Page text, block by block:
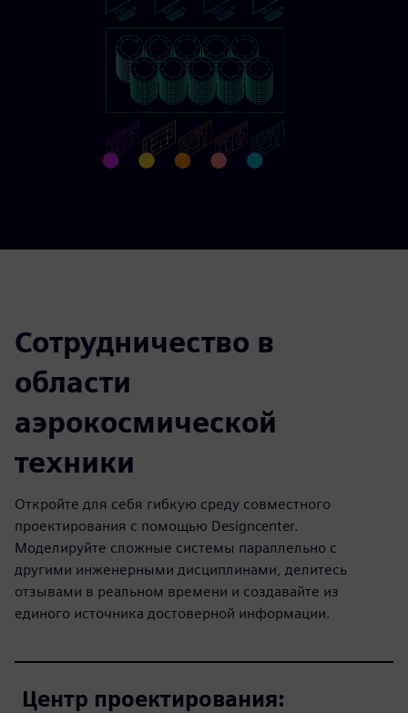
Сотрудничество в
области
аэрокосмической
техники
Откройте для себя гибкую среду совместного
проектирования с помощью Designcenter.
Моделируйте сложные системы параллельно с
другими инженерными дисциплинами, делитесь
отзывами в реальном времени и создавайте из
единого источника достоверной информации.
Центр проектирования: